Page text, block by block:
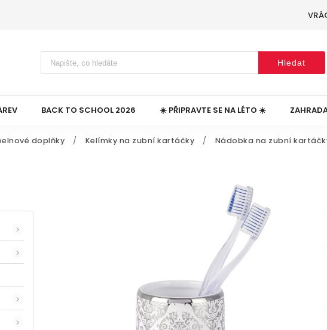
Hledat
BACK TO SCHOOL 2026 ☀️ PŘIPRAVTE SE NA LÉTO ☀️
doplňky / Kelímky na zubní kartáčky / Nádobka na zubní kartáčky